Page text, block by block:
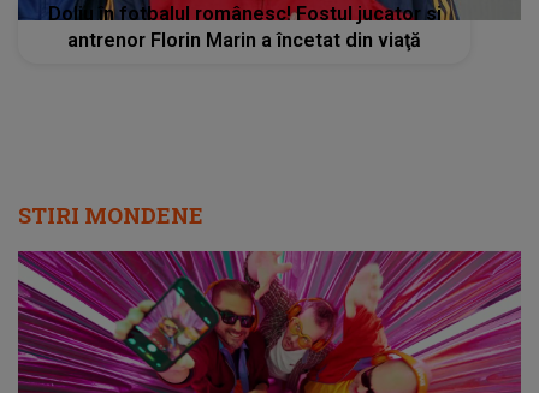
Doliu în fotbalul românesc! Fostul jucator si
antrenor Florin Marin a încetat din viaţă
STIRI MONDENE